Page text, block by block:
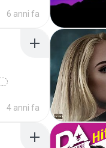
6 anni fa
4 anni fa